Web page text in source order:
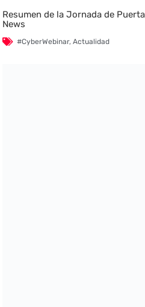
Resumen de la Jornada de
News
#CyberWebinar,Actualidad